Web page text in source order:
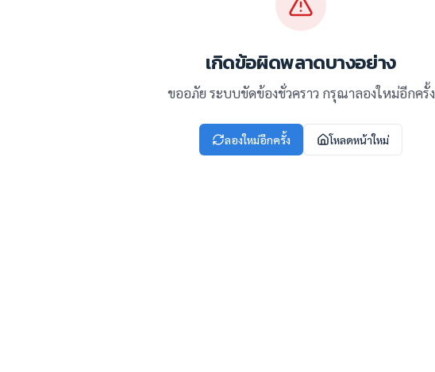
เกิดข้อผิดพลาดบางอย่าง
ขออภัย ระบบขัดข้องชั่วคราว กรุณาลองใหม่อีกครั้ง
ลองใหม่อีกครั้ง โหลดหน้าใหม่